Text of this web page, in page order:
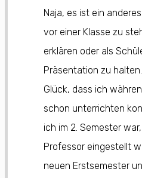
Naja, es ist ein
vor einer Klasse zu
erklären oder als
Präsentation zu
Glück, dass ich
schon unterrichten
ich im 2. Semester
Professor eingestellt
neuen Erstsemester